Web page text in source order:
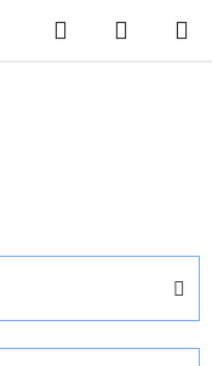
Hledat
KOŠÍK